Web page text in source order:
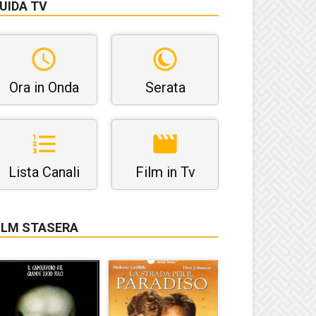
TV
Ora in Onda Serata
Lista Canali Film in Tv
STASERA